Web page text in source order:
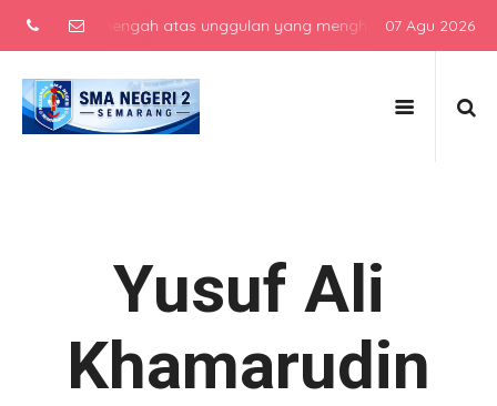
menengah atas unggulan yang menghasilkan lulusan
07 Agu 2026
Yusuf Ali
Khamarudin